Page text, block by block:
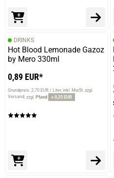
DRINKS
Hot Blood Lemonade Gazoz
by Mero 330ml
0,89 EUR*
Grundpreis: 2,70 EUR / Liter inkl. MwSt. zzgl.
Versand zzgl. Pfand + 0,25 EUR